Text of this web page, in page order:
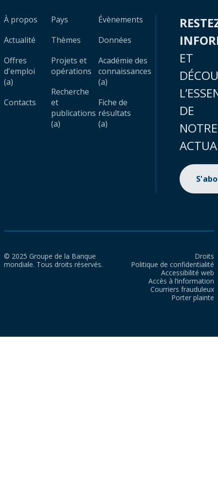
À propos
Actualité
Offres
d'emploi
(a)
Contacts
Pays
Thèmes
Projets et
opérations
Recherche
et
publications
(a)
Évènements
Données
Académie des
connaissances
(a)
Fiche de
résultats
(a)
ET
DE
NOTRE
© 2025 Groupe de la Banque
mondiale. Tous droits réservés.
Droits
Politique de confidentialité
Accessibilité web
Accès à l’information
Courriers frauduleux
Porter plainte